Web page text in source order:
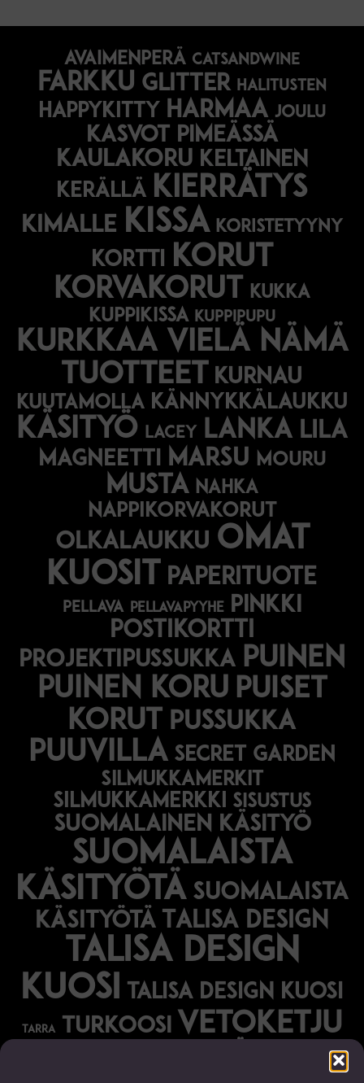
avaimenperä catsandwine
farkku glitter halitusten
happykitty harmaa joulu
Kasvot pimeässä
kaulakoru keltainen
kerällä kierrätys
kimalle kissa koristetyyny
kortti korut
korvakorut
kukka
kuppikissa kuppipupu
Kurkkaa vielä nämä
tuotteet kurnau
kuutamolla kännykkälaukku
käsityö lacey lanka lila
magneetti marsu mouru
musta nahka
nappikorvakorut
olkalaukku omat
kuosit paperituote
pellava pellavapyyhe pinkki
postikortti
projektipussukka puinen
puinen koru puiset
korut pussukka
puuvilla secret garden
silmukkamerkit
silmukkamerkki sisustus
suomalainen käsityö
suomalaista
käsityötä suomalaista
käsityötä Talisa Design
talisa design
kuosi talisa design kuosi
tarra turkoosi vetoketju